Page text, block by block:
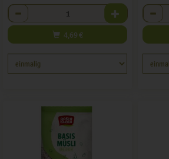
Anzahl
4,69 €
Anzahl